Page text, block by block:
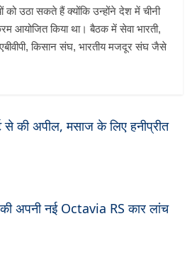
उठा सकते हैं क्योंकि उन्होंने देश में चीनी
आयोजित किया था। बैठक में सेवा भारती,
किसान संघ, भारतीय मजदूर संघ जैसे
से की अपील, मसाज के लिए हनीप्रीत
अपनी नई Octavia RS कार लांच